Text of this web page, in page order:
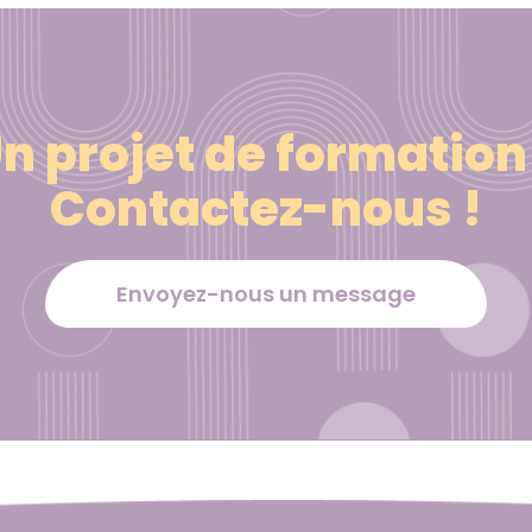
projet de formation
Contactez-nous !
Envoyez-nous un message